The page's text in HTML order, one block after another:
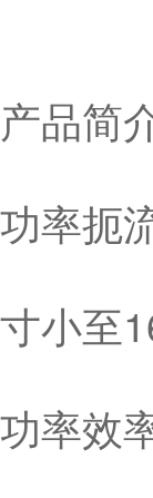
产品简
功率扼
寸小至
功率效